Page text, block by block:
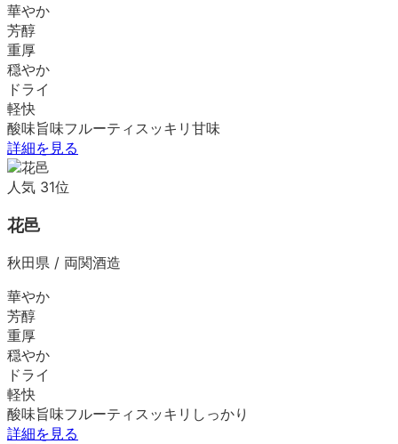
華やか
芳醇
重厚
穏やか
ドライ
軽快
酸味旨味フルーティ スッキリ 甘味
詳細を見る
人気 31位
花邑
秋田県 / 両関酒造
華やか
芳醇
重厚
穏やか
ドライ
軽快
酸味旨味フルーティ スッキリ しっかり
詳細を見る